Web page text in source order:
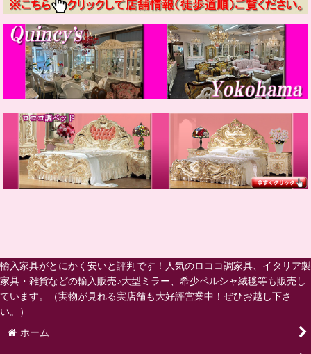
輸入家具がとにかく安いと評判です！人気のロココ調家具、イタリア製
家具・雑貨などの輸入販売♪大型ミラー、希少ペルシャ絨毯等も販売し
ています。（実物が見れる実店舗も大好評営業中！ぜひお越し下さ
い。）
ホーム